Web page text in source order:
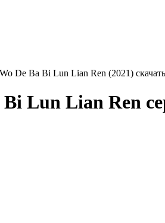
De Ba Bi Lun Lian Ren (2021)
Bi Lun Lian Ren